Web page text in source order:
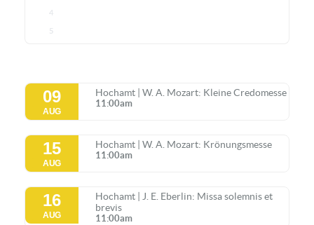
4
5
09
AUG
Hochamt | W. A. Mozart: Kleine Credomesse
11:00am
15
AUG
Hochamt | W. A. Mozart: Krönungsmesse
11:00am
16
AUG
Hochamt | J. E. Eberlin: Missa solemnis et
brevis
11:00am